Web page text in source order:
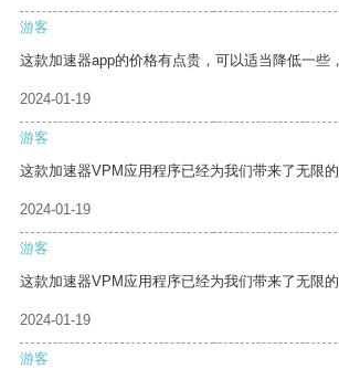
游客
这款加速器app的价格有点贵，可以适当降低一些
2024-01-19
游客
这款加速器VPM应用程序已经为我们带来了无限的
2024-01-19
游客
这款加速器VPM应用程序已经为我们带来了无限的
2024-01-19
游客